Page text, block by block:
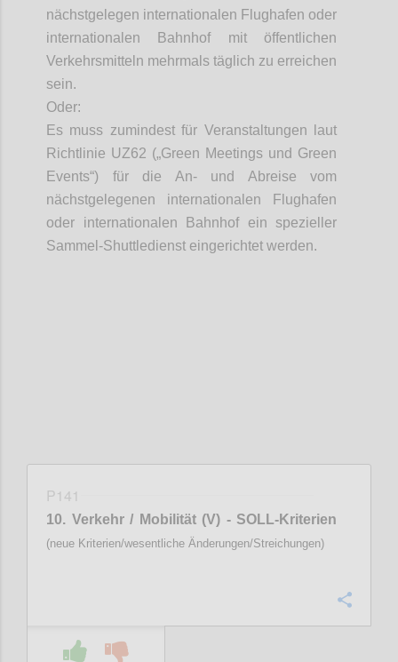
nächstgelegen internationalen Flughafen oder
internationalen Bahnhof mit öffentlichen
Verkehrsmitteln mehrmals täglich zu erreichen
sein.
Oder:
Es muss zumindest für Veranstaltungen laut
Richtlinie UZ62 („Green Meetings und Green
Events“) für die An- und Abreise vom
nächstgelegenen internationalen Flughafen
oder internationalen Bahnhof ein spezieller
Sammel-Shuttledienst eingerichtet werden.
P141
10. Verkehr / Mobilität (V) - SOLL-Kriterien
(neue Kriterien/wesentliche Änderungen/Streichungen)